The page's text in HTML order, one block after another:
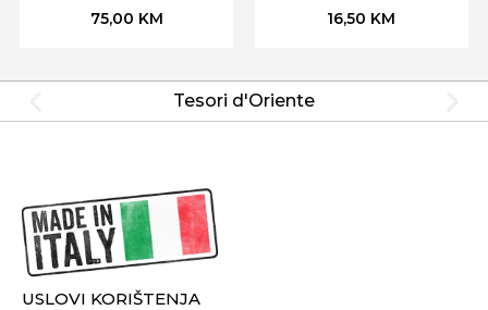
75,00 KM 16,50 KM
Tesori d'Oriente
USLOVI KORIŠTENJA